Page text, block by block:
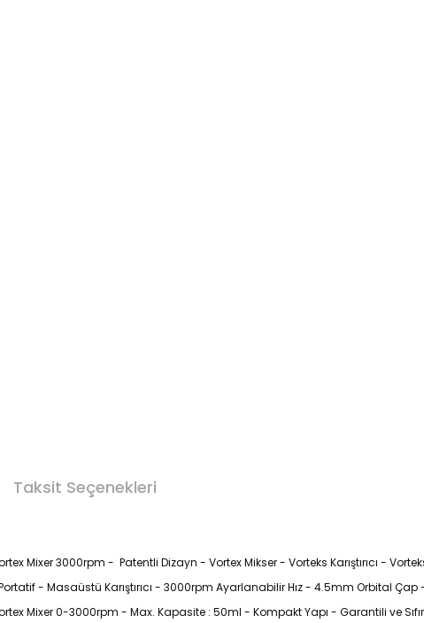
Taksit Seçenekleri
Mixer 3000rpm - Patentli Dizayn - Vortex Mikser - Vorteks Karıştırıcı -
- Masaüstü Karıştırıcı - 3000rpm Ayarlanabilir Hız - 4.5mm Orbital Çap
Mixer 0-3000rpm - Max. Kapasite : 50ml - Kompakt Yapı - Garantili ve